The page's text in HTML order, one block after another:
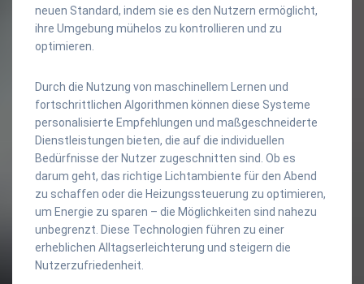
neuen Standard, indem sie es den Nutzern ermöglicht,
ihre Umgebung mühelos zu kontrollieren und zu
optimieren.
Durch die Nutzung von maschinellem Lernen und
fortschrittlichen Algorithmen können diese Systeme
personalisierte Empfehlungen und maßgeschneiderte
Dienstleistungen bieten, die auf die individuellen
Bedürfnisse der Nutzer zugeschnitten sind. Ob es
darum geht, das richtige Lichtambiente für den Abend
zu schaffen oder die Heizungssteuerung zu optimieren,
um Energie zu sparen – die Möglichkeiten sind nahezu
unbegrenzt. Diese Technologien führen zu einer
erheblichen Alltagserleichterung und steigern die
Nutzerzufriedenheit.